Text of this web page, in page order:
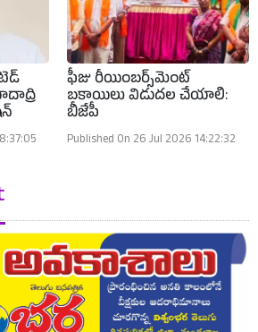
ఫీజు రీయింబర్స్‌మెంట్
బకాయిలు విడుదల చేయాలి:
బీజేపీ
Published On 26 Jul 2026 14:22:32